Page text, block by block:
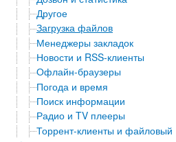
Другое
Загрузка файлов
Менеджеры закладок
Новости и RSS-клиенты
Офлайн-браузеры
Погода и время
Поиск информации
Радио и TV плееры
Торрент-клиенты и файловый